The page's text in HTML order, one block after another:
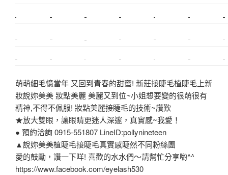
萌萌細毛憶當年 又回到青春的甜蜜! 新莊接睫毛植睫毛上新
妝說妳美美 妝點美麗 美麗又到位~小姐想要變的很萌很有
精神,不得不佩服! 妝點美麗接睫毛的技術~讚歎
★放大雙眼，讓眼睛更迷人深邃，真實感~我愛！
● 預約洽詢 0915-551807 LineID:pollynineteen
▲說妳美美植睫毛接睫毛真實感睫然不同粉絲團
愛的鼓勵，讚一下咩! 喜歡的水水們～請幫忙分享喲^^
https://www.facebook.com/eyelash530